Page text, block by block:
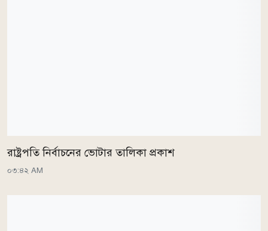
রাষ্ট্রপতি নির্বাচনের ভোটার তালিকা প্রকাশ
০৩:৪২ AM